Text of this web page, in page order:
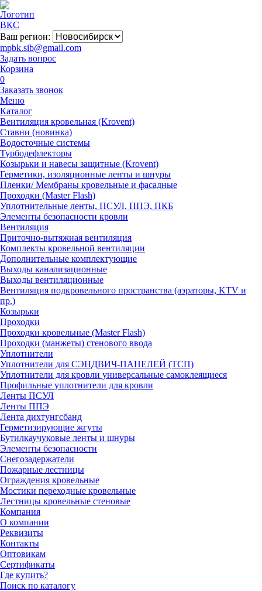
Ваш регион:
mpbk.sib@gmail.com
Задать вопрос
Корзина
0
Заказать звонок
Меню
Каталог
Вентиляция кровельная (Krovent)
Ставни (новинка)
Водосточные системы
Турбодефлекторы
Козырьки и навесы защитные (Krovent)
Герметики, изоляционные ленты и шнуры
Пленки/ Мембраны кровельные и фасадные
Проходки (Master Flash)
Уплотнительные ленты, ПСУЛ, ППЭ, ПКБ
Элементы безопасности кровли
Вентиляция
Приточно-вытяжная вентиляция
Комплекты кровельной вентиляции
Дополнительные комплектующие
Выходы канализационные
Выходы вентиляционные
Вентиляция подкровельного пространства (аэраторы, KTV и
пр.)
Козырьки
Проходки
Проходки кровельные (Master Flash)
Проходки (манжеты) стенового ввода
Уплотнители
Уплотнители для СЭНДВИЧ-ПАНЕЛЕЙ (ТСП)
Уплотнители для кровли универсальные самоклеящиеся
Профильные уплотнители для кровли
Ленты ПСУЛ
Ленты ППЭ
Лента дихтунгсбанд
Герметизирующие жгуты
Бутилкаучуковые ленты и шнуры
Элементы безопасности
Снегозадержатели
Пожарные лестницы
Ограждения кровельные
Мостики переходные кровельные
Лестницы кровельные стеновые
Компания
О компании
Реквизиты
Контакты
Оптовикам
Сертификаты
Где купить?
Поиск по каталогу